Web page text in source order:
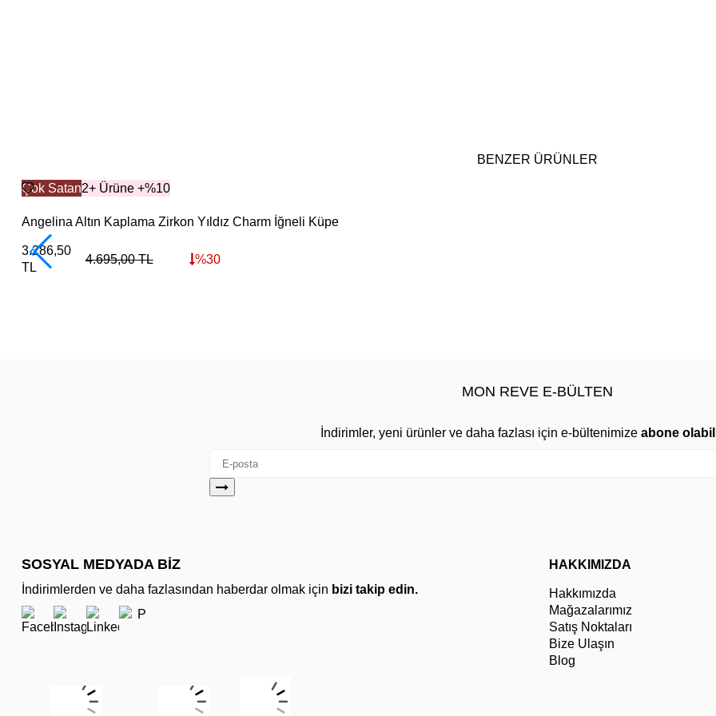
BENZER ÜRÜNLER
Çok Satan2+ Ürüne +%10
Angelina Altın Kaplama Zirkon Yıldız Charm İğneli Küpe
3.286,50
TL
4.695,00TL %30
MON REVE E-BÜLTEN
İndirimler, yeni ürünler ve daha fazlası için e-bültenimize abone
SOSYAL MEDYADA BİZ
İndirimlerden ve daha fazlasından haberdar olmak için bizi takip edin.
HAKKIMIZDA
Hakkımızda
Mağazalarımız
Satış Noktaları
Bize Ulaşın
Blog